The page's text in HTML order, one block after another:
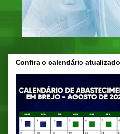
Confira o calendário atualizado